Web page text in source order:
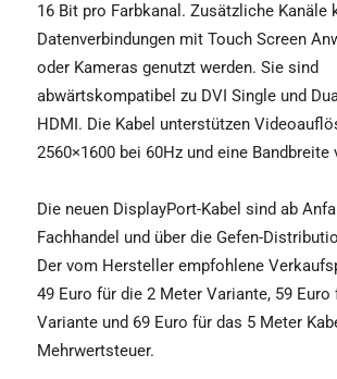
16 Bit pro Farbkanal. Zusätzliche Kanäle
Datenverbindungen mit Touch Screen
oder Kameras genutzt werden. Sie sind
abwärtskompatibel zu DVI Single und
HDMI. Die Kabel unterstützen
2560×1600 bei 60Hz und eine Bandbreite
Die neuen DisplayPort-Kabel sind ab
Fachhandel und über die Gefen-
Der vom Hersteller empfohlene
49 Euro für die 2 Meter Variante, 59
Variante und 69 Euro für das 5 Meter
Mehrwertsteuer.